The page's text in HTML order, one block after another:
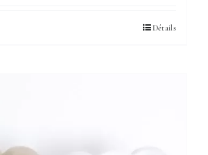
Détails